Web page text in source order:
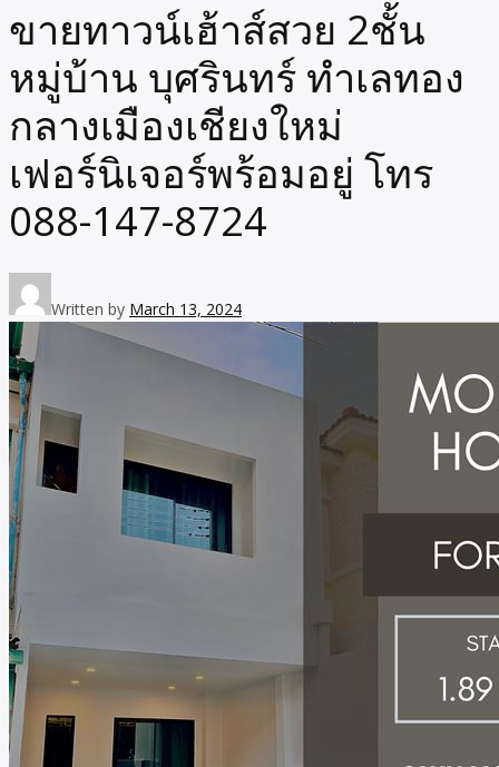
ขายทาวน์เฮ้าส์สวย 2ชั้น
หมู่บ้าน บุศรินทร์ ทำเลทอง
กลางเมืองเชียงใหม่
เฟอร์นิเจอร์พร้อมอยู่ โทร
088-147-8724
Written by March 13, 2024